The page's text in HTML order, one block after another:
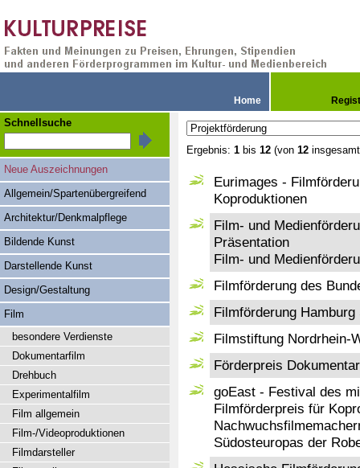
Home
Ergebnis: 1 bis 12 (von 12
Eurimages -
Koproduktionen
Film- und
Präsentation
Film- und
Filmförderung des
Filmförderung
Filmstiftung Nordrhein-
Förderpreis
goEast - Festival des
Filmförderpreis für
Südosteuropas der
Schnellsuche
Neue Auszeichnungen
Allgemein/Spartenübergreifend
Architektur/Denkmalpflege
Bildende Kunst
Darstellende Kunst
Design/Gestaltung
Film
besondere Verdienste
Dokumentarfilm
Drehbuch
Experimentalfilm
Film allgemein
Film-/Videoproduktionen
Filmdarsteller